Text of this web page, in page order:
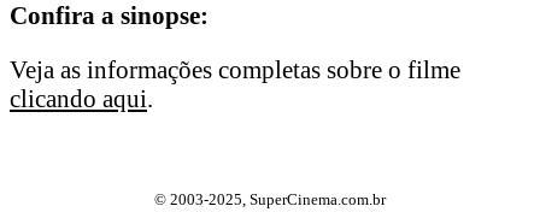
Confira a sinopse:
Veja as informações completas sobre o filme
clicando aqui.
© 2003-2025, SuperCinema.com.br